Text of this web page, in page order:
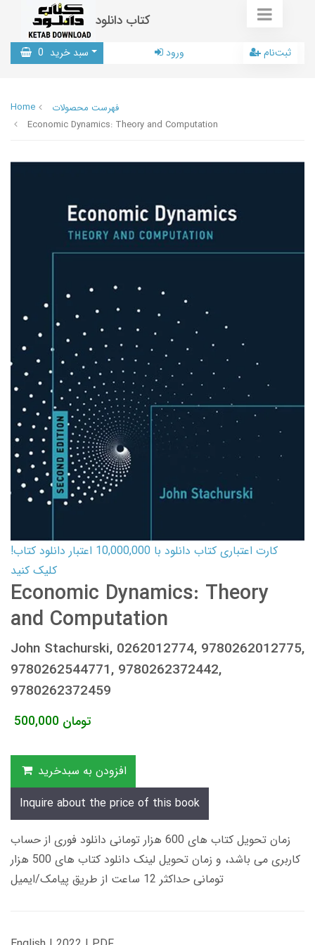
کتاب دانلود
سبد خرید 0 ورود ثبت‌نام
Home
فهرست محصولات
Economic Dynamics: Theory and Computation
کارت اعتباری کتاب دانلود با 10,000,000 اعتبار دانلود کتاب!
کلیک کنید
Economic Dynamics: Theory
and Computation
John Stachurski, 0262012774, 9780262012775,
9780262544771, 9780262372442,
9780262372459
500,000 تومان
افزودن به سبدخرید
Inquire about the price of this book
زمان تحویل کتاب های 600 هزار تومانی دانلود فوری از حساب
کاربری می باشد، و زمان تحویل لینک دانلود کتاب های 500 هزار
تومانی حداکثر 12 ساعت از طریق پیامک/ایمیل